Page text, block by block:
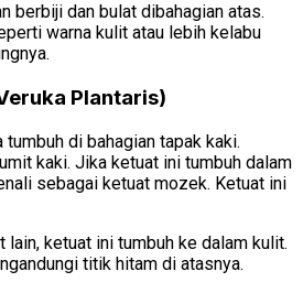
berbiji dan bulat dibahagian atas.
warna kulit atau lebih kelabu
Plantaris)
di bahagian tapak kaki.
kaki. Jika ketuat ini tumbuh dalam
sebagai ketuat mozek. Ketuat ini
lain, ketuat ini tumbuh ke dalam kulit.
titik hitam di atasnya.